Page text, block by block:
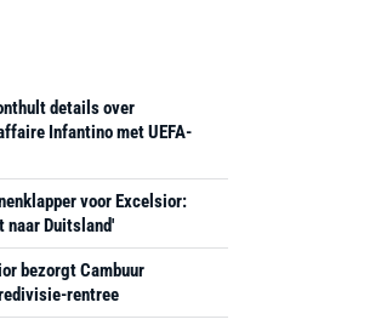
details over
Infantino met UEFA-
voor Excelsior:
Duitsland'
bezorgt Cambuur
rentree